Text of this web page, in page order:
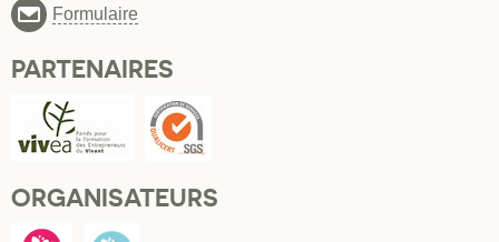
Formulaire
PARTENAIRES
ORGANISATEURS